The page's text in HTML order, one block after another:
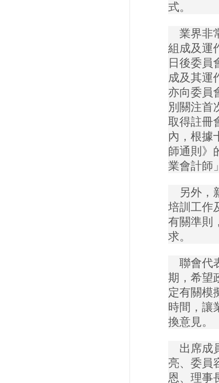
式。
業界非
組成及運
日後委員
成及其運
亦向委員
別關注首
取得註冊
內，根據
師通則》
業會計師
另外，
培訓工作
有關準則
求。
聯會代
期，希望
定有關模
時間，讓
換意見。
出席成
亮、委員
恩、理事